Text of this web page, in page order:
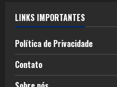
LINKS IMPORTANTES
Política de Privacidade
Contato